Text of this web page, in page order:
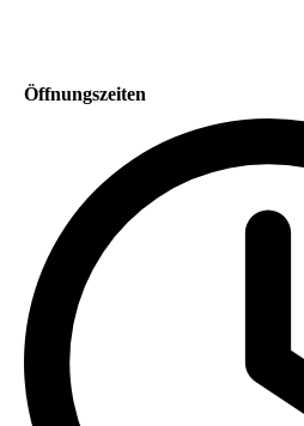
Öffnungszeiten